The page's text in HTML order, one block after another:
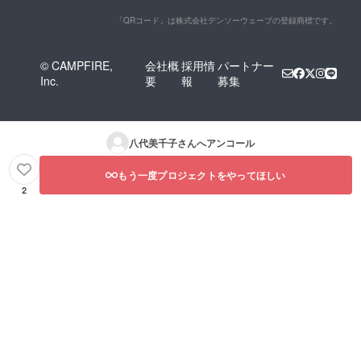
回配
とまと
めて旬
けしま
回（5
予定）
旬のお
しま
味は抜
「QRコード」は株式会社デンソーウェーブの登録商標です。
© CAMPFIRE,
Inc.
会社概
要
採用情
報
パートナー
募集
八代美千子さんへアンコール
2
もう一度プロジェクトをやってほしい